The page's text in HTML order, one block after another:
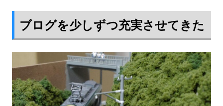
ブログを少しずつ充実させてきた